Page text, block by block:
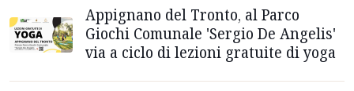
Appignano del Tronto, al Parco
Giochi Comunale 'Sergio De Angelis'
via a ciclo di lezioni gratuite di yoga